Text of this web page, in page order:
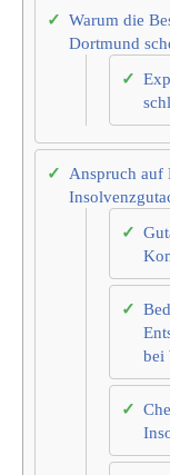
Warum die
Dortmund
Anspruch auf
bei